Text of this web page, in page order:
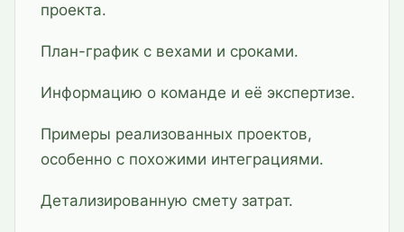
проекта.
План-график с вехами и сроками.
Информацию о команде и её экспертизе.
Примеры реализованных проектов,
особенно с похожими интеграциями.
Детализированную смету затрат.